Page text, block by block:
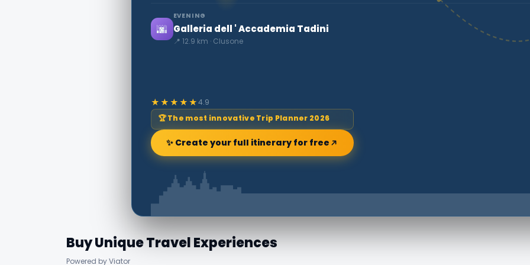
🌆
EVENING
Galleria dell ' Accademia Tadini
📍 12.9 km · Clusone
★★★★★4.9
🏆 The most innovative Trip Planner 2026
✨ Create your full itinerary for free
Buy Unique Travel Experiences
Powered by Viator